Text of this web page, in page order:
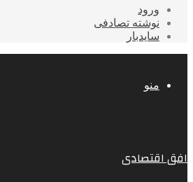
ورود
نوشته تصادفی
سایدبار
منو
افق اقتصادی